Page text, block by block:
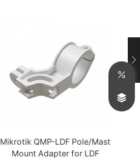
Mikrotik QMP-LDF Pole/Mast
Mount Adapter for LDF